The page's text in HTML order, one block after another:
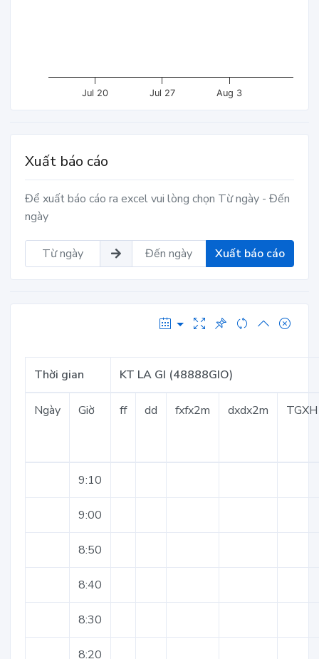
Jul 20 Jul 27 Aug 3
Xuất báo cáo
Để xuất báo cáo ra excel vui lòng chọn Từ ngày - Đến
ngày
Xuất báo cáo
Thời gian KT LA GI (48888GIO)
Ngày Giờ ff dd fxfx2m dxdx2m TGXH
9:10
9:00
8:50
8:40
8:30
8:20